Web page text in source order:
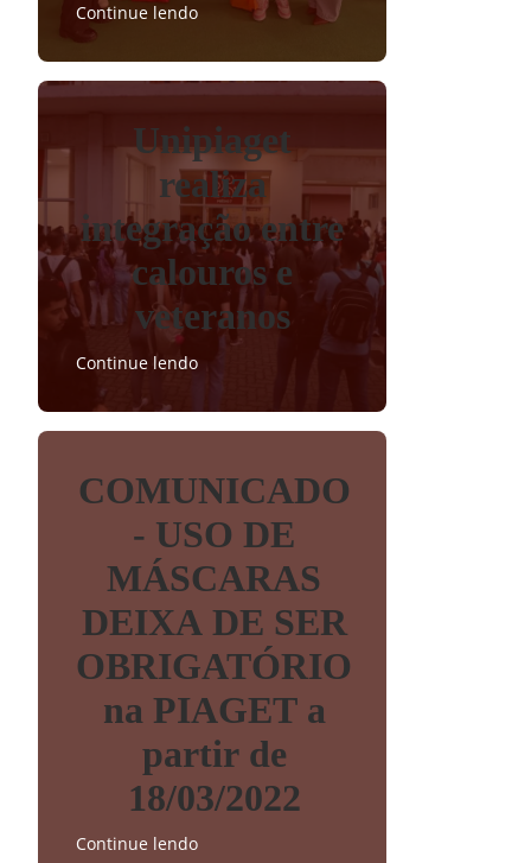
Continue lendo
Unipiaget
realiza
integração entre
calouros e
veteranos
Continue lendo
COMUNICADO
- USO DE
MÁSCARAS
DEIXA DE SER
OBRIGATÓRIO
na PIAGET a
partir de
18/03/2022
Continue lendo